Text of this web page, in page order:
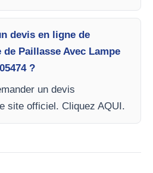
devis en ligne de
Paillasse Avec Lampe
?
un devis
site officiel. Cliquez AQUI.